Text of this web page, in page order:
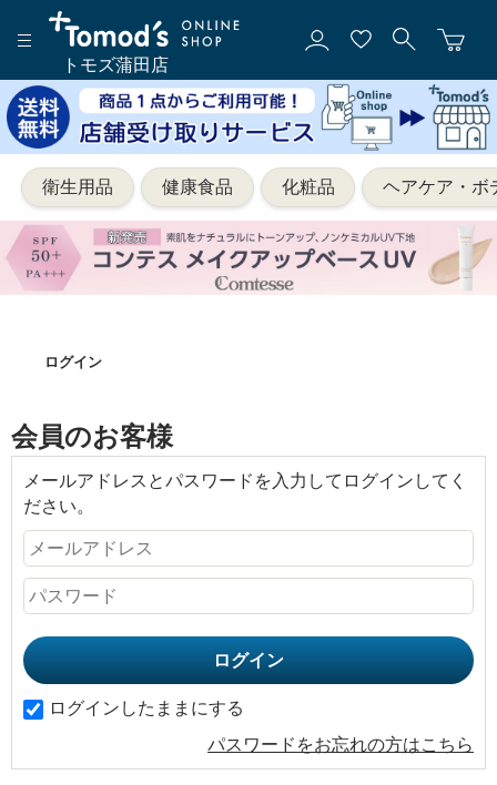
トモズ蒲田店
衛生用品 健康食品 化粧品 ヘアケア・ボ
ログイン
会員のお客様
メールアドレスとパスワードを入力してログインしてく
ださい。
ログインしたままにする
パスワードをお忘れの方はこちら